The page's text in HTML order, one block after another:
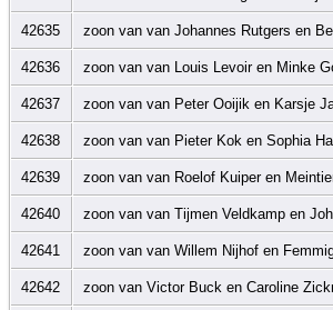
42635 zoon van van Johannes Rutgers en
42636 zoon van van Louis Levoir en Minke
42637 zoon van van Peter Ooijik en Karsje
42638 zoon van van Pieter Kok en Sophia
42639 zoon van van Roelof Kuiper en
42640 zoon van van Tijmen Veldkamp en
42641 zoon van van Willem Nijhof en
42642 zoon van Victor Buck en Caroline